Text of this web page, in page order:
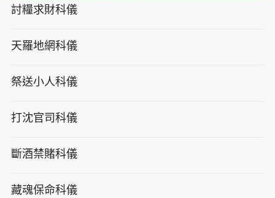
討糧求財科儀
天羅地網科儀
祭送小人科儀
打沈官司科儀
斷酒禁賭科儀
藏魂保命科儀